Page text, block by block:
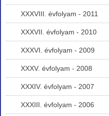
XXXVIII. évfolyam - 2011
XXXVII. évfolyam - 2010
XXXVI. évfolyam - 2009
XXXV. évfolyam - 2008
XXXIV. évfolyam - 2007
XXXIII. évfolyam - 2006